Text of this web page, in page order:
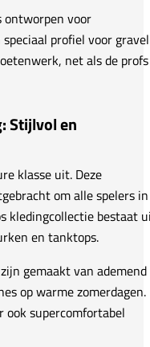
ontworpen voor
profiel voor
net als de profs
Stijlvol en
klasse uit. Deze
om alle spelers in
kledingcollectie bestaat
en tanktops.
gemaakt van ademend
op warme zomerdagen.
ook supercomfortabel